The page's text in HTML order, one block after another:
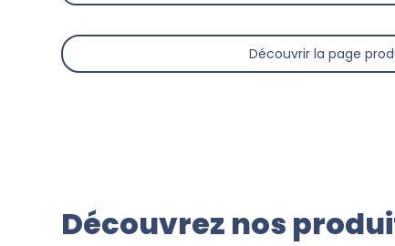
Découvrir la page
Découvrez nos